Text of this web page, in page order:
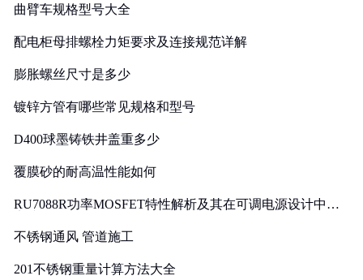
曲臂车规格型号大全
配电柜母排螺栓力矩要求及连接规范详解
膨胀螺丝尺寸是多少
镀锌方管有哪些常见规格和型号
D400球墨铸铁井盖重多少
覆膜砂的耐高温性能如何
RU7088R功率MOSFET特性解析及其在可调电源设计中的
不锈钢通风 管道施工
201不锈钢重量计算方法大全